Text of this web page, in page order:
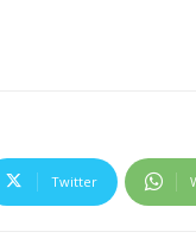
Twitter